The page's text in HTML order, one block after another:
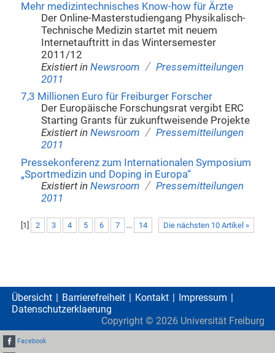
Mehr medizintechnisches Know-how für Ärzte
Der Online-Masterstudiengang Physikalisch-
Technische Medizin startet mit neuem
Internetauftritt in das Wintersemester
2011/12
Existiert in Newsroom / Pressemitteilungen
2011
7,3 Millionen Euro für Freiburger Forscher
Der Europäische Forschungsrat vergibt ERC
Starting Grants für zukunftweisende Projekte
Existiert in Newsroom / Pressemitteilungen
2011
Pressekonferenz zum Internationalen Symposium
„Sportmedizin und Doping in Europa“
Existiert in Newsroom / Pressemitteilungen
2011
Die nächsten 10 Artikel »
1 2 3 4 5 6 7 ... 14
Übersicht Barrierefreiheit Kontakt
Impressum
Datenschutzerklaerung
Copyright © 2026 Universität Freiburg
Facebook